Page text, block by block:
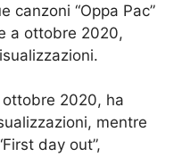
canzoni “Oppa Pac”
a ottobre 2020,
ottobre 2020, ha
mentre
day out”,